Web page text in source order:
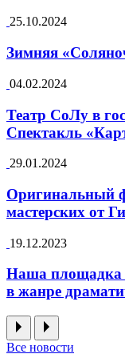
25.10.2024
Зимняя
04.02.2024
Театр СоЛу в
Спектакль
29.01.2024
Оригинальный
мастерских от
19.12.2023
Наша площадка
в жанре
Все новости